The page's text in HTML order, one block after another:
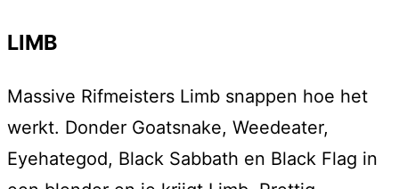
LIMB
Massive Rifmeisters Limb snappen hoe het
werkt. Donder Goatsnake, Weedeater,
Eyehategod, Black Sabbath en Black Flag in